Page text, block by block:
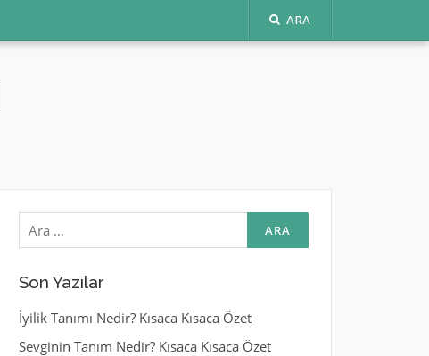
ARA
Arama:
Son Yazılar
İyilik Tanımı Nedir? Kısaca Kısaca Özet
Sevginin Tanım Nedir? Kısaca Kısaca Özet